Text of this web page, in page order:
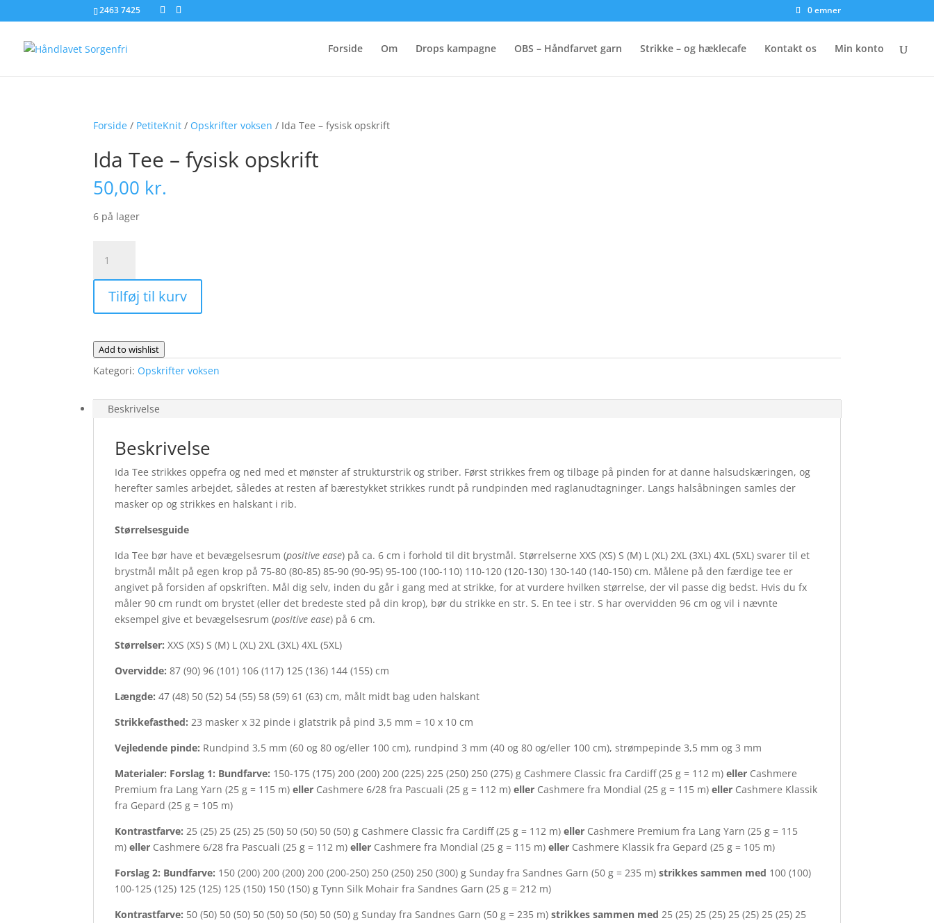
2463 7425 0 emner
Forside Om Drops kampagne OBS – Håndfarvet garn Strikke – og hæklecafe Kontakt os Min konto
Forside / PetiteKnit / Opskrifter voksen / Ida Tee – fysisk opskrift
Ida Tee – fysisk opskrift
50,00 kr.
6 på lager
Tee
-
fysisk
opskrift
Tilføj til kurv
Add to wishlist
Kategori: Opskrifter voksen
Beskrivelse
Beskrivelse
Ida Tee strikkes oppefra og ned med et mønster af strukturstrik og striber. Først strikkes frem og tilbage på pinden for at danne halsudskæringen, og
herefter samles arbejdet, således at resten af bærestykket strikkes rundt på rundpinden med raglanudtagninger. Langs halsåbningen samles der
masker op og strikkes en halskant i rib.
Størrelsesguide
Ida Tee bør have et bevægelsesrum (positive ease) på ca. 6 cm i forhold til dit brystmål. Størrelserne XXS (XS) S (M) L (XL) 2XL (3XL) 4XL (5XL) svarer til et
brystmål målt på egen krop på 75-80 (80-85) 85-90 (90-95) 95-100 (100-110) 110-120 (120-130) 130-140 (140-150) cm. Målene på den færdige tee er
angivet på forsiden af opskriften. Mål dig selv, inden du går i gang med at strikke, for at vurdere hvilken størrelse, der vil passe dig bedst. Hvis du fx
måler 90 cm rundt om brystet (eller det bredeste sted på din krop), bør du strikke en str. S. En tee i str. S har overvidden 96 cm og vil i nævnte
eksempel give et bevægelsesrum (positive ease) på 6 cm.
Størrelser: XXS (XS) S (M) L (XL) 2XL (3XL) 4XL (5XL)
Overvidde: 87 (90) 96 (101) 106 (117) 125 (136) 144 (155) cm
Længde: 47 (48) 50 (52) 54 (55) 58 (59) 61 (63) cm, målt midt bag uden halskant
Strikkefasthed: 23 masker x 32 pinde i glatstrik på pind 3,5 mm = 10 x 10 cm
Vejledende pinde: Rundpind 3,5 mm (60 og 80 og/eller 100 cm), rundpind 3 mm (40 og 80 og/eller 100 cm), strømpepinde 3,5 mm og 3 mm
Materialer: Forslag 1: Bundfarve: 150-175 (175) 200 (200) 200 (225) 225 (250) 250 (275) g Cashmere Classic fra Cardiff (25 g = 112 m)eller Cashmere
Premium fra Lang Yarn (25 g = 115 m)eller Cashmere 6/28 fra Pascuali (25 g = 112 m)eller Cashmere fra Mondial (25 g = 115 m)eller Cashmere Klassik
fra Gepard (25 g = 105 m)
Kontrastfarve:25 (25) 25 (25) 25 (50) 50 (50) 50 (50) g Cashmere Classic fra Cardiff (25 g = 112 m)eller Cashmere Premium fra Lang Yarn (25 g = 115
m)eller Cashmere 6/28 fra Pascuali (25 g = 112 m)eller Cashmere fra Mondial (25 g = 115 m)eller Cashmere Klassik fra Gepard (25 g = 105 m)
Forslag 2: Bundfarve: 150 (200) 200 (200) 200 (200-250) 250 (250) 250 (300) g Sunday fra Sandnes Garn (50 g = 235 m)strikkes sammen med 100 (100)
100-125 (125) 125 (125) 125 (150) 150 (150) g Tynn Silk Mohair fra Sandnes Garn (25 g = 212 m)
Kontrastfarve: 50 (50) 50 (50) 50 (50) 50 (50) 50 (50) g Sunday fra Sandnes Garn (50 g = 235 m)strikkes sammen med 25 (25) 25 (25) 25 (25) 25 (25) 25